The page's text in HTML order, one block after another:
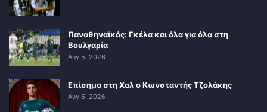
Παναθηναϊκός: Γκέλα και όλα για όλα στη
Βουλγαρία
Αυγ 5, 2026
Επίσημα στη Χαλ ο Κωνσταντής Τζολάκης
Αυγ 5, 2026